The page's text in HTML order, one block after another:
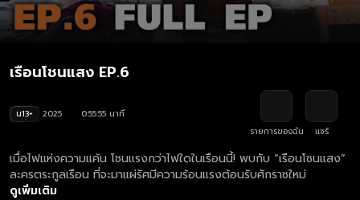
เรือนโชนแสง EP.6
น13+ 2025
0:55:55 นาที
รายการของฉัน
แชร์
เมื่อไฟแห่งความแค้น โชนแรงกว่าไฟใดในเรือนนี้! พบกับ “เรือนโชนแสง”
ละครตระกูลเรือน ที่จะมาแผ่รัศมีความร้อนแรงต้อนรับศักราชใหม่
ดูเพิ่มเติม